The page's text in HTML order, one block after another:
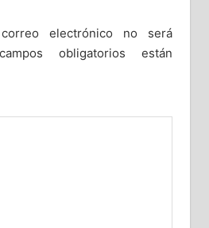
electrónico no será
obligatorios están